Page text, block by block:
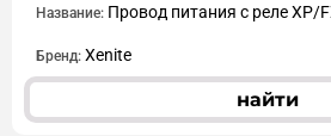
Название: Провод питания с реле XP/
Бренд: Xenite
найти